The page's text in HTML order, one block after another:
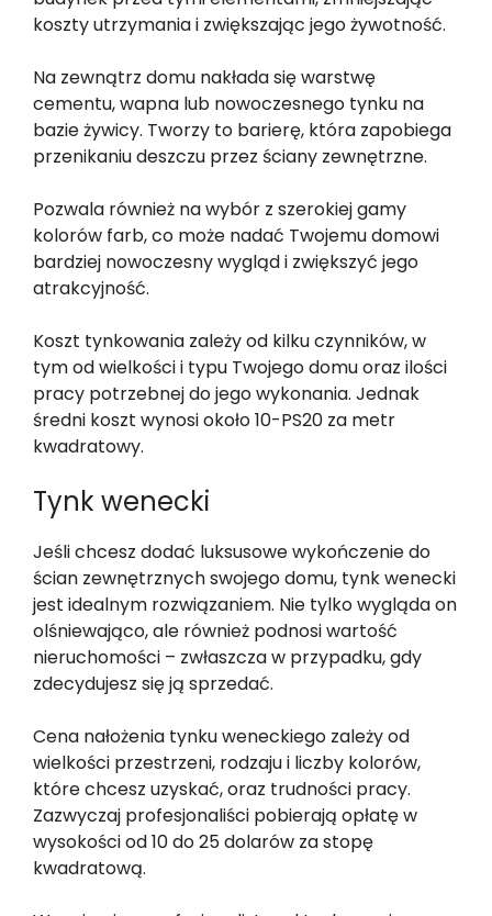
koszty utrzymania i zwiększając jego żywotność.
Na zewnątrz domu nakłada się warstwę
cementu, wapna lub nowoczesnego tynku na
bazie żywicy. Tworzy to barierę, która zapobiega
przenikaniu deszczu przez ściany zewnętrzne.
Pozwala również na wybór z szerokiej gamy
kolorów farb, co może nadać Twojemu domowi
bardziej nowoczesny wygląd i zwiększyć jego
atrakcyjność.
Koszt tynkowania zależy od kilku czynników, w
tym od wielkości i typu Twojego domu oraz ilości
pracy potrzebnej do jego wykonania. Jednak
średni koszt wynosi około 10-PS20 za metr
kwadratowy.
Tynk wenecki
Jeśli chcesz dodać luksusowe wykończenie do
ścian zewnętrznych swojego domu, tynk wenecki
jest idealnym rozwiązaniem. Nie tylko wygląda on
olśniewająco, ale również podnosi wartość
nieruchomości – zwłaszcza w przypadku, gdy
zdecydujesz się ją sprzedać.
Cena nałożenia tynku weneckiego zależy od
wielkości przestrzeni, rodzaju i liczby kolorów,
które chcesz uzyskać, oraz trudności pracy.
Zazwyczaj profesjonaliści pobierają opłatę w
wysokości od 10 do 25 dolarów za stopę
kwadratową.